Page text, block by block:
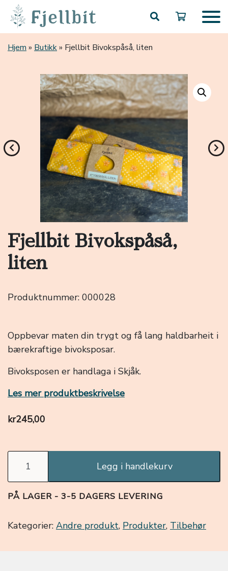
Hjem » Butikk» Fjellbit Bivokspåså, liten
Fjellbit Bivokspåså,
liten
Produktnummer: 000028
Oppbevar maten din trygt og få lang haldbarheit i
bærekraftige bivoksposar.
Bivoksposen er handlaga i Skjåk.
Les mer produktbeskrivelse
kr245,00
Legg i handlekurv
PÅ LAGER - 3-5 DAGERS LEVERING
Kategorier: Andre produkt, Produkter, Tilbehør